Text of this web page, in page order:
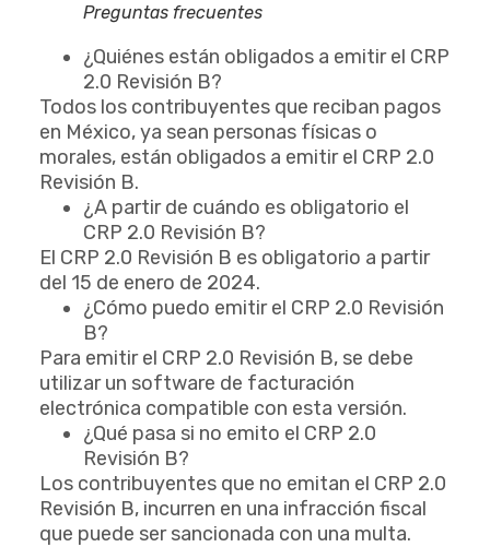
Preguntas frecuentes
¿Quiénes están obligados a emitir el CRP
2.0 Revisión B?
Todos los contribuyentes que reciban pagos
en México, ya sean personas físicas o
morales, están obligados a emitir el CRP 2.0
Revisión B.
¿A partir de cuándo es obligatorio el
CRP 2.0 Revisión B?
El CRP 2.0 Revisión B es obligatorio a partir
del 15 de enero de 2024.
¿Cómo puedo emitir el CRP 2.0 Revisión
B?
Para emitir el CRP 2.0 Revisión B, se debe
utilizar un software de facturación
electrónica compatible con esta versión.
¿Qué pasa si no emito el CRP 2.0
Revisión B?
Los contribuyentes que no emitan el CRP 2.0
Revisión B, incurren en una infracción fiscal
que puede ser sancionada con una multa.